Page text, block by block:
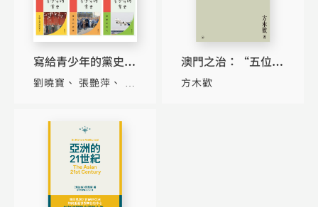
寫給青少年的黨史
（全六冊套裝）
劉曉寶 張艷萍
李
澳門之治：“五位一
體”視角下特區政治
方木歡